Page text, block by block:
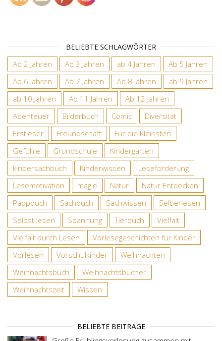
BELIEBTE SCHLAGWÖRTER
Ab 2 Jahren Ab 3 Jahren ab 4 Jahren
Ab 5 Jahren
Ab 6 Jahren
Ab 7 Jahren Ab 8 Jahren
ab 9 Jahren
ab 10 Jahren
Ab 11 Jahren
Ab 12 Jahren
Abenteuer
Bilderbuch Comic
Diversität
Erstleser
Freundschaft
Für die Kleinsten
Gefühle
Grundschule
Kindergarten
kindersachbuch
Kinderwissen
Leseförderung
Lesemotivation
magie Natur
Natur Entdecken
Pappbuch
Sachbuch Sachwissen
Selberlesen
Selbst lesen
Spannung Tierbuch
Vielfalt
Vielfalt durch Lesen
Vorlesegeschichten für Kinder
Vorlesen
Vorschulkinder
Weihnachten
Weihnachtsbuch
Weihnachtsbücher
Weihnachtszeit
Wissen
BELIEBTE BEITRÄGE